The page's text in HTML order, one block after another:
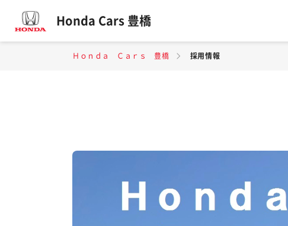
Honda Cars 豊橋
Ｈｏｎｄａ Ｃａｒｓ 豊橋 採用情報